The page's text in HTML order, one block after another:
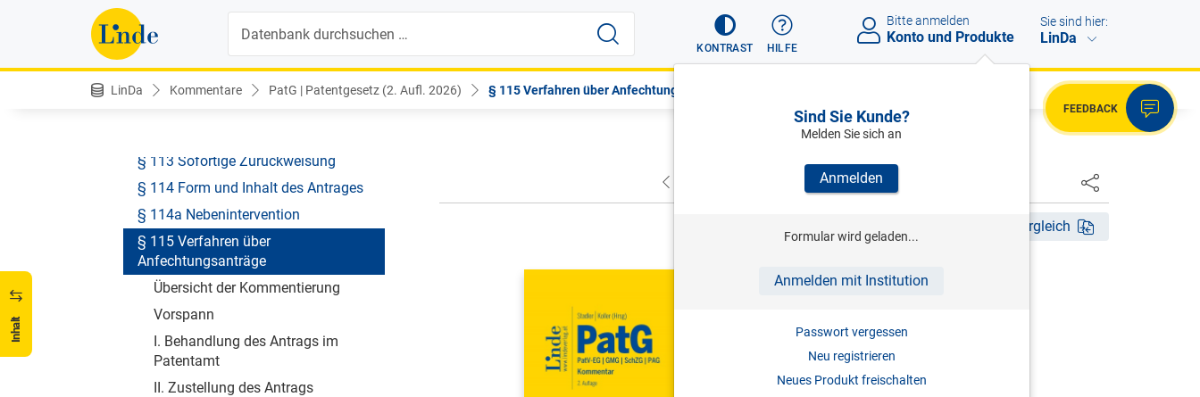
KONTRAST HILFE
Bitte anmelden
Konto und Produkte
Sind Sie Kunde?
Melden Sie sich an
Anmelden
Formular wird geladen...
Anmelden mit Institution
Passwort vergessen
Neu registrieren
Neues Produkt freischalten
Sie sind hier:
LinDa
LinDa Kommentare PatG | Patentgesetz (2. Aufl. 2026) § 115 Verfahren über Anfechtungs...
FEEDBACK
Inhalt
§ 111a Erfordernisse und Behandlung
der Anträge
C. Anfechtung von Patenten
§ 113 Sofortige Zurückweisung
§ 114 Form und Inhalt des Antrages
§ 114a Nebenintervention
§ 115 Verfahren über
Anfechtungsanträge
Übersicht der Kommentierung
Vorspann
I. Behandlung des Antrags im
Patentamt
II. Zustellung des Antrags
NÄCHSTER
Fassungsvergleich
STADLER/KOLLER (HRSG)
Kommentar | PatV-EG - GMG - SchZG - PAG
2. Aufl. 2026